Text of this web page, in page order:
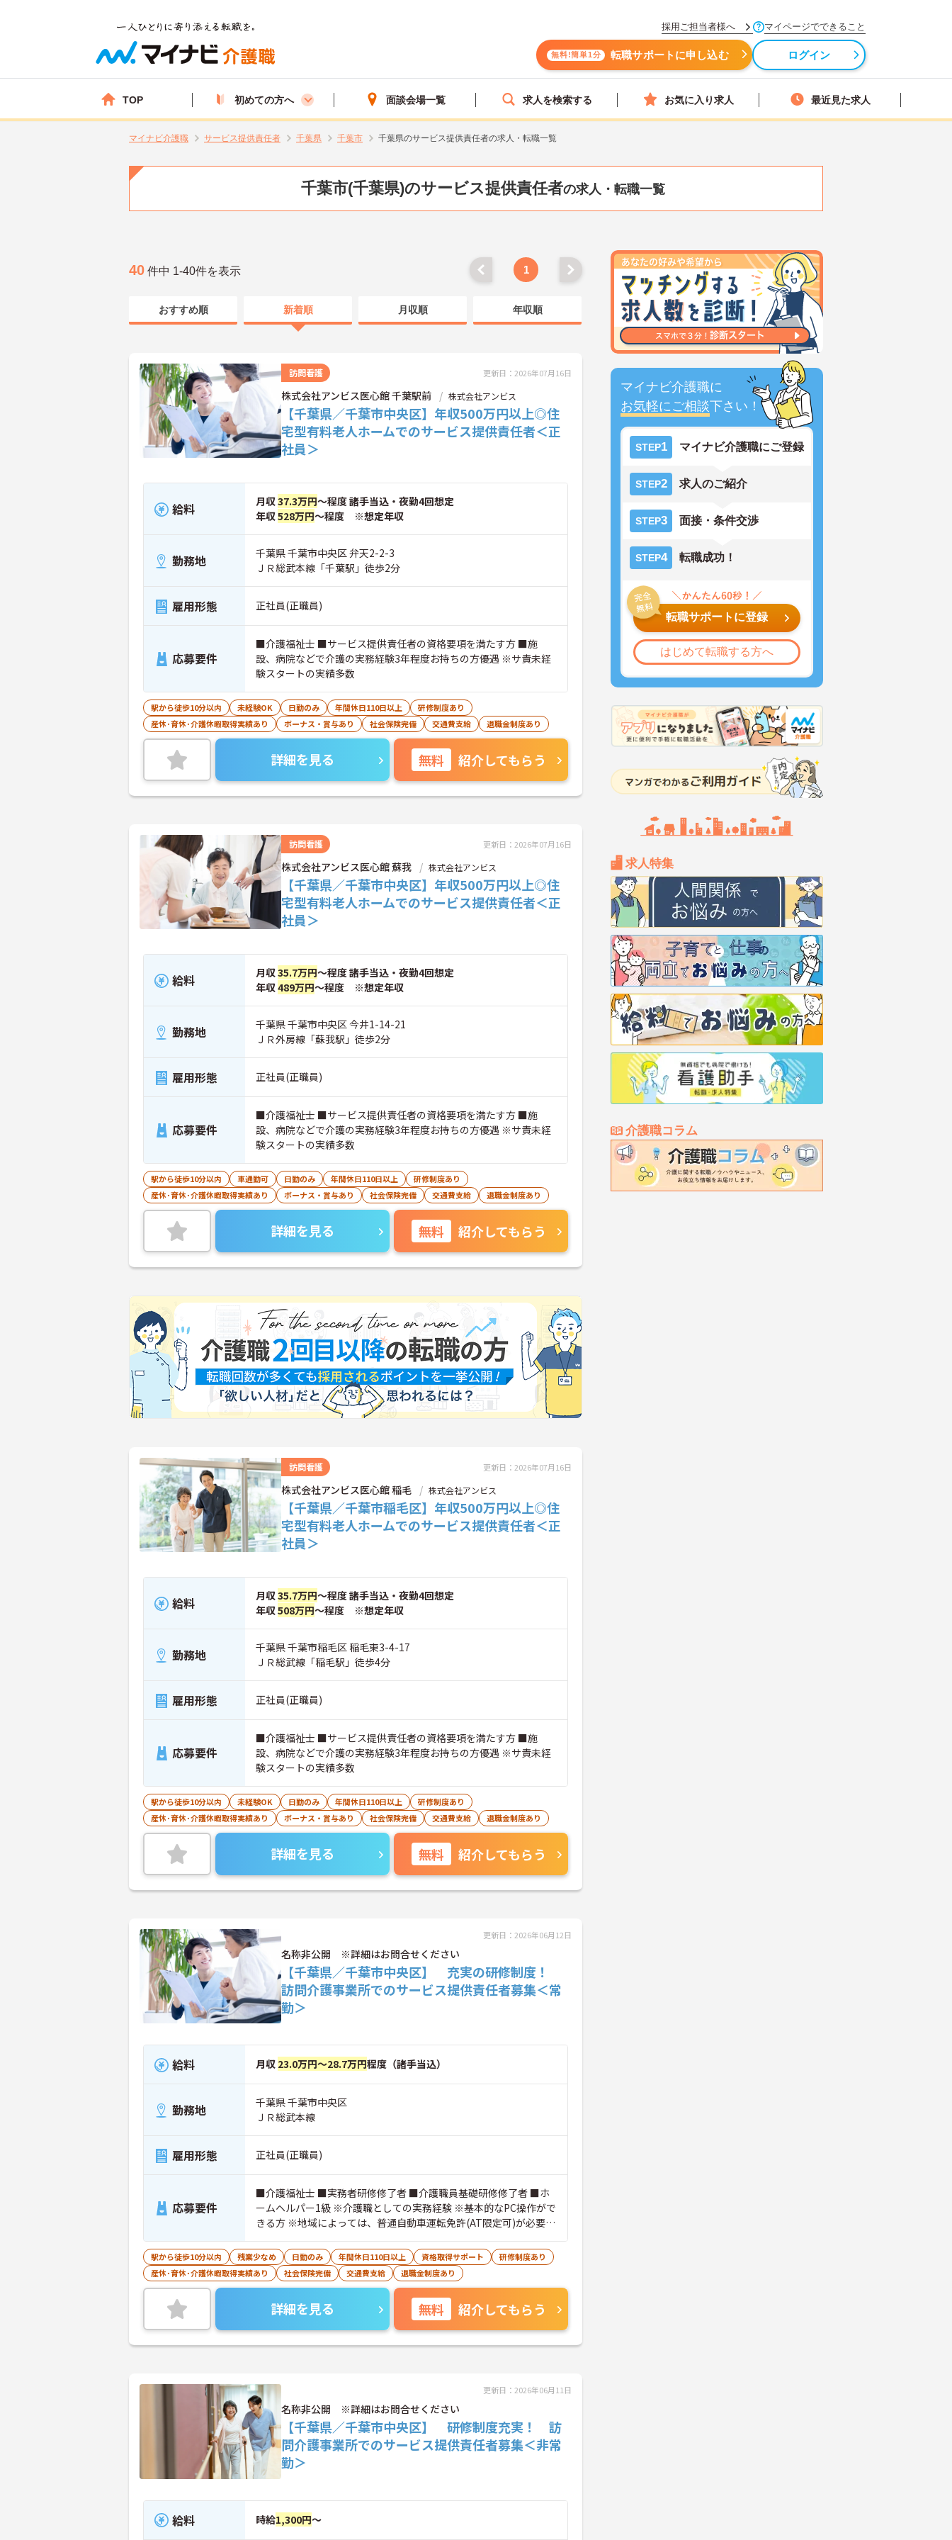
採用ご担当者様へ マイページでできること
無料!簡単1分 転職サポートに申し込む ログイン
TOP 初めての方へ 面談会場一覧 求人を検索する お気に入り求人 最近見た求人
マイナビ介護職 サービス提供責任者 千葉県 千葉市 千葉県のサービス提供責任者の求人・転職一覧
千葉市(千葉県)のサービス提供責任者の求人・転職一覧
マイナビ介護職に
お気軽にご相談下さい！
STEP1 マイナビ介護職にご登録
STEP2 求人のご紹介
STEP3 面接・条件交渉
STEP4 転職成功！
転職サポートに登録
はじめて転職する方へ
求人特集
介護職コラム
40 件中 1-40件を表示 1
おすすめ順 新着順 月収順 年収順
訪問看護 更新日：2026年07月16日
株式会社アンビス医心館 千葉駅前 株式会社アンビス
【千葉県／千葉市中央区】年収500万円以上◎住
宅型有料老人ホームでのサービス提供責任者＜正
社員＞
給料 月収37.3万円～程度 諸手当込・夜勤4回想定
年収528万円～程度 ※想定年収
勤務地
千葉県 千葉市中央区 弁天2-2-3
ＪＲ総武本線「千葉駅」徒歩2分
雇用形態 正社員(正職員)
応募要件
■介護福祉士 ■サービス提供責任者の資格要項を満たす方 ■施
設、病院などで介護の実務経験3年程度お持ちの方優遇 ※サ責未経
験スタートの実績多数
駅から徒歩10分以内 未経験OK 日勤のみ 年間休日110日以上
研修制度あり
産休･育休･介護休暇取得実績あり
ボーナス・賞与あり 社会保険完備 交通費支給 退職金制度あり
詳細を見る 無料 紹介してもらう
訪問看護 更新日：2026年07月16日
株式会社アンビス医心館 蘇我 株式会社アンビス
【千葉県／千葉市中央区】年収500万円以上◎住
宅型有料老人ホームでのサービス提供責任者＜正
社員＞
給料 月収35.7万円～程度 諸手当込・夜勤4回想定
年収489万円～程度 ※想定年収
勤務地
千葉県 千葉市中央区 今井1-14-21
ＪＲ外房線「蘇我駅」徒歩2分
雇用形態 正社員(正職員)
応募要件
■介護福祉士 ■サービス提供責任者の資格要項を満たす方 ■施
設、病院などで介護の実務経験3年程度お持ちの方優遇 ※サ責未経
験スタートの実績多数
駅から徒歩10分以内 車通勤可 日勤のみ 年間休日110日以上
研修制度あり
産休･育休･介護休暇取得実績あり
ボーナス・賞与あり 社会保険完備 交通費支給 退職金制度あり
詳細を見る 無料 紹介してもらう
訪問看護 更新日：2026年07月16日
株式会社アンビス医心館 稲毛 株式会社アンビス
【千葉県／千葉市稲毛区】年収500万円以上◎住
宅型有料老人ホームでのサービス提供責任者＜正
社員＞
給料 月収35.7万円～程度 諸手当込・夜勤4回想定
年収508万円～程度 ※想定年収
勤務地
千葉県 千葉市稲毛区 稲毛東3-4-17
ＪＲ総武線「稲毛駅」徒歩4分
雇用形態 正社員(正職員)
応募要件
■介護福祉士 ■サービス提供責任者の資格要項を満たす方 ■施
設、病院などで介護の実務経験3年程度お持ちの方優遇 ※サ責未経
験スタートの実績多数
駅から徒歩10分以内 未経験OK 日勤のみ 年間休日110日以上
研修制度あり
産休･育休･介護休暇取得実績あり
ボーナス・賞与あり 社会保険完備 交通費支給 退職金制度あり
詳細を見る 無料 紹介してもらう
更新日：2026年06月12日
名称非公開 ※詳細はお問合せください
【千葉県／千葉市中央区】 充実の研修制度！
訪問介護事業所でのサービス提供責任者募集＜常
勤＞
給料 月収 23.0万円～28.7万円程度（諸手当込）
勤務地
千葉県 千葉市中央区
ＪＲ総武本線
雇用形態 正社員(正職員)
応募要件
■介護福祉士 ■実務者研修修了者 ■介護職員基礎研修修了者 ■ホ
ームヘルパー1級 ※介護職としての実務経験 ※基本的なPC操作がで
きる方 ※地域によっては、普通自動車運転免許(AT限定可)が必要と
なる場合があります。
駅から徒歩10分以内 残業少なめ 日勤のみ 年間休日110日以上 資格取得サポート
研修制度あり
産休･育休･介護休暇取得実績あり
社会保険完備 交通費支給 退職金制度あり
詳細を見る 無料 紹介してもらう
更新日：2026年06月11日
名称非公開 ※詳細はお問合せください
【千葉県／千葉市中央区】 研修制度充実！ 訪
問介護事業所でのサービス提供責任者募集＜非常
勤＞
給料 時給1,300円～